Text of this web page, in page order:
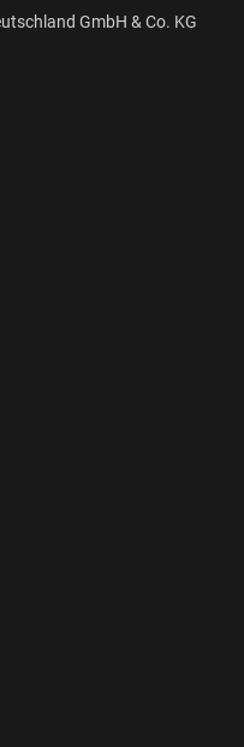
GmbH & Co. KG